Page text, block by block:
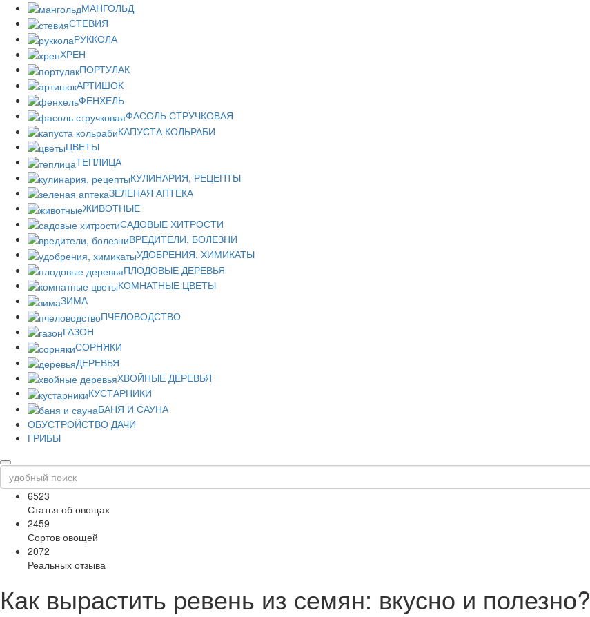
МАНГОЛЬД
СТЕВИЯ
РУККОЛА
ХРЕН
ПОРТУЛАК
АРТИШОК
ФЕНХЕЛЬ
ФАСОЛЬ СТРУЧКОВАЯ
КАПУСТА КОЛЬРАБИ
ЦВЕТЫ
ТЕПЛИЦА
КУЛИНАРИЯ, РЕЦЕПТЫ
ЗЕЛЕНАЯ АПТЕКА
ЖИВОТНЫЕ
САДОВЫЕ ХИТРОСТИ
ВРЕДИТЕЛИ, БОЛЕЗНИ
УДОБРЕНИЯ, ХИМИКАТЫ
ПЛОДОВЫЕ ДЕРЕВЬЯ
КОМНАТНЫЕ ЦВЕТЫ
ЗИМА
ПЧЕЛОВОДСТВО
ГАЗОН
СОРНЯКИ
ДЕРЕВЬЯ
ХВОЙНЫЕ ДЕРЕВЬЯ
КУСТАРНИКИ
БАНЯ И САУНА
ОБУСТРОЙСТВО ДАЧИ
ГРИБЫ
6523
Статья об овощах
2459
Сортов овощей
2072
Реальных отзыва
Как вырастить ревень из семян: вкусно и полезно?